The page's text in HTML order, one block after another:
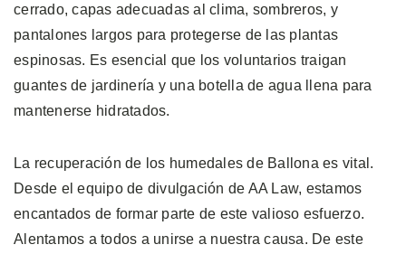
cerrado, capas adecuadas al clima, sombreros, y
pantalones largos para protegerse de las plantas
espinosas. Es esencial que los voluntarios traigan
guantes de jardinería y una botella de agua llena para
mantenerse hidratados.
La recuperación de los humedales de Ballona es vital.
Desde el equipo de divulgación de AA Law, estamos
encantados de formar parte de este valioso esfuerzo.
Alentamos a todos a unirse a nuestra causa. De este